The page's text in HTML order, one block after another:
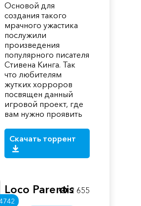
Основой для
создания такого
мрачного ужастика
послужили
произведения
популярного писателя
Стивена Кинга. Так
что любителям
жутких хорроров
посвящен данный
игровой проект, где
вам нужно проявить
Скачать торрент
Loco Parentis2 655